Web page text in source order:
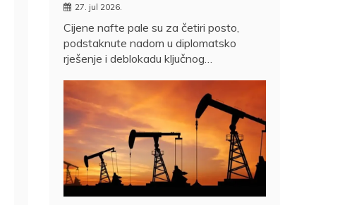
27. jul 2026.
Cijene nafte pale su za četiri posto,
podstaknute nadom u diplomatsko
rješenje i deblokadu ključnog…